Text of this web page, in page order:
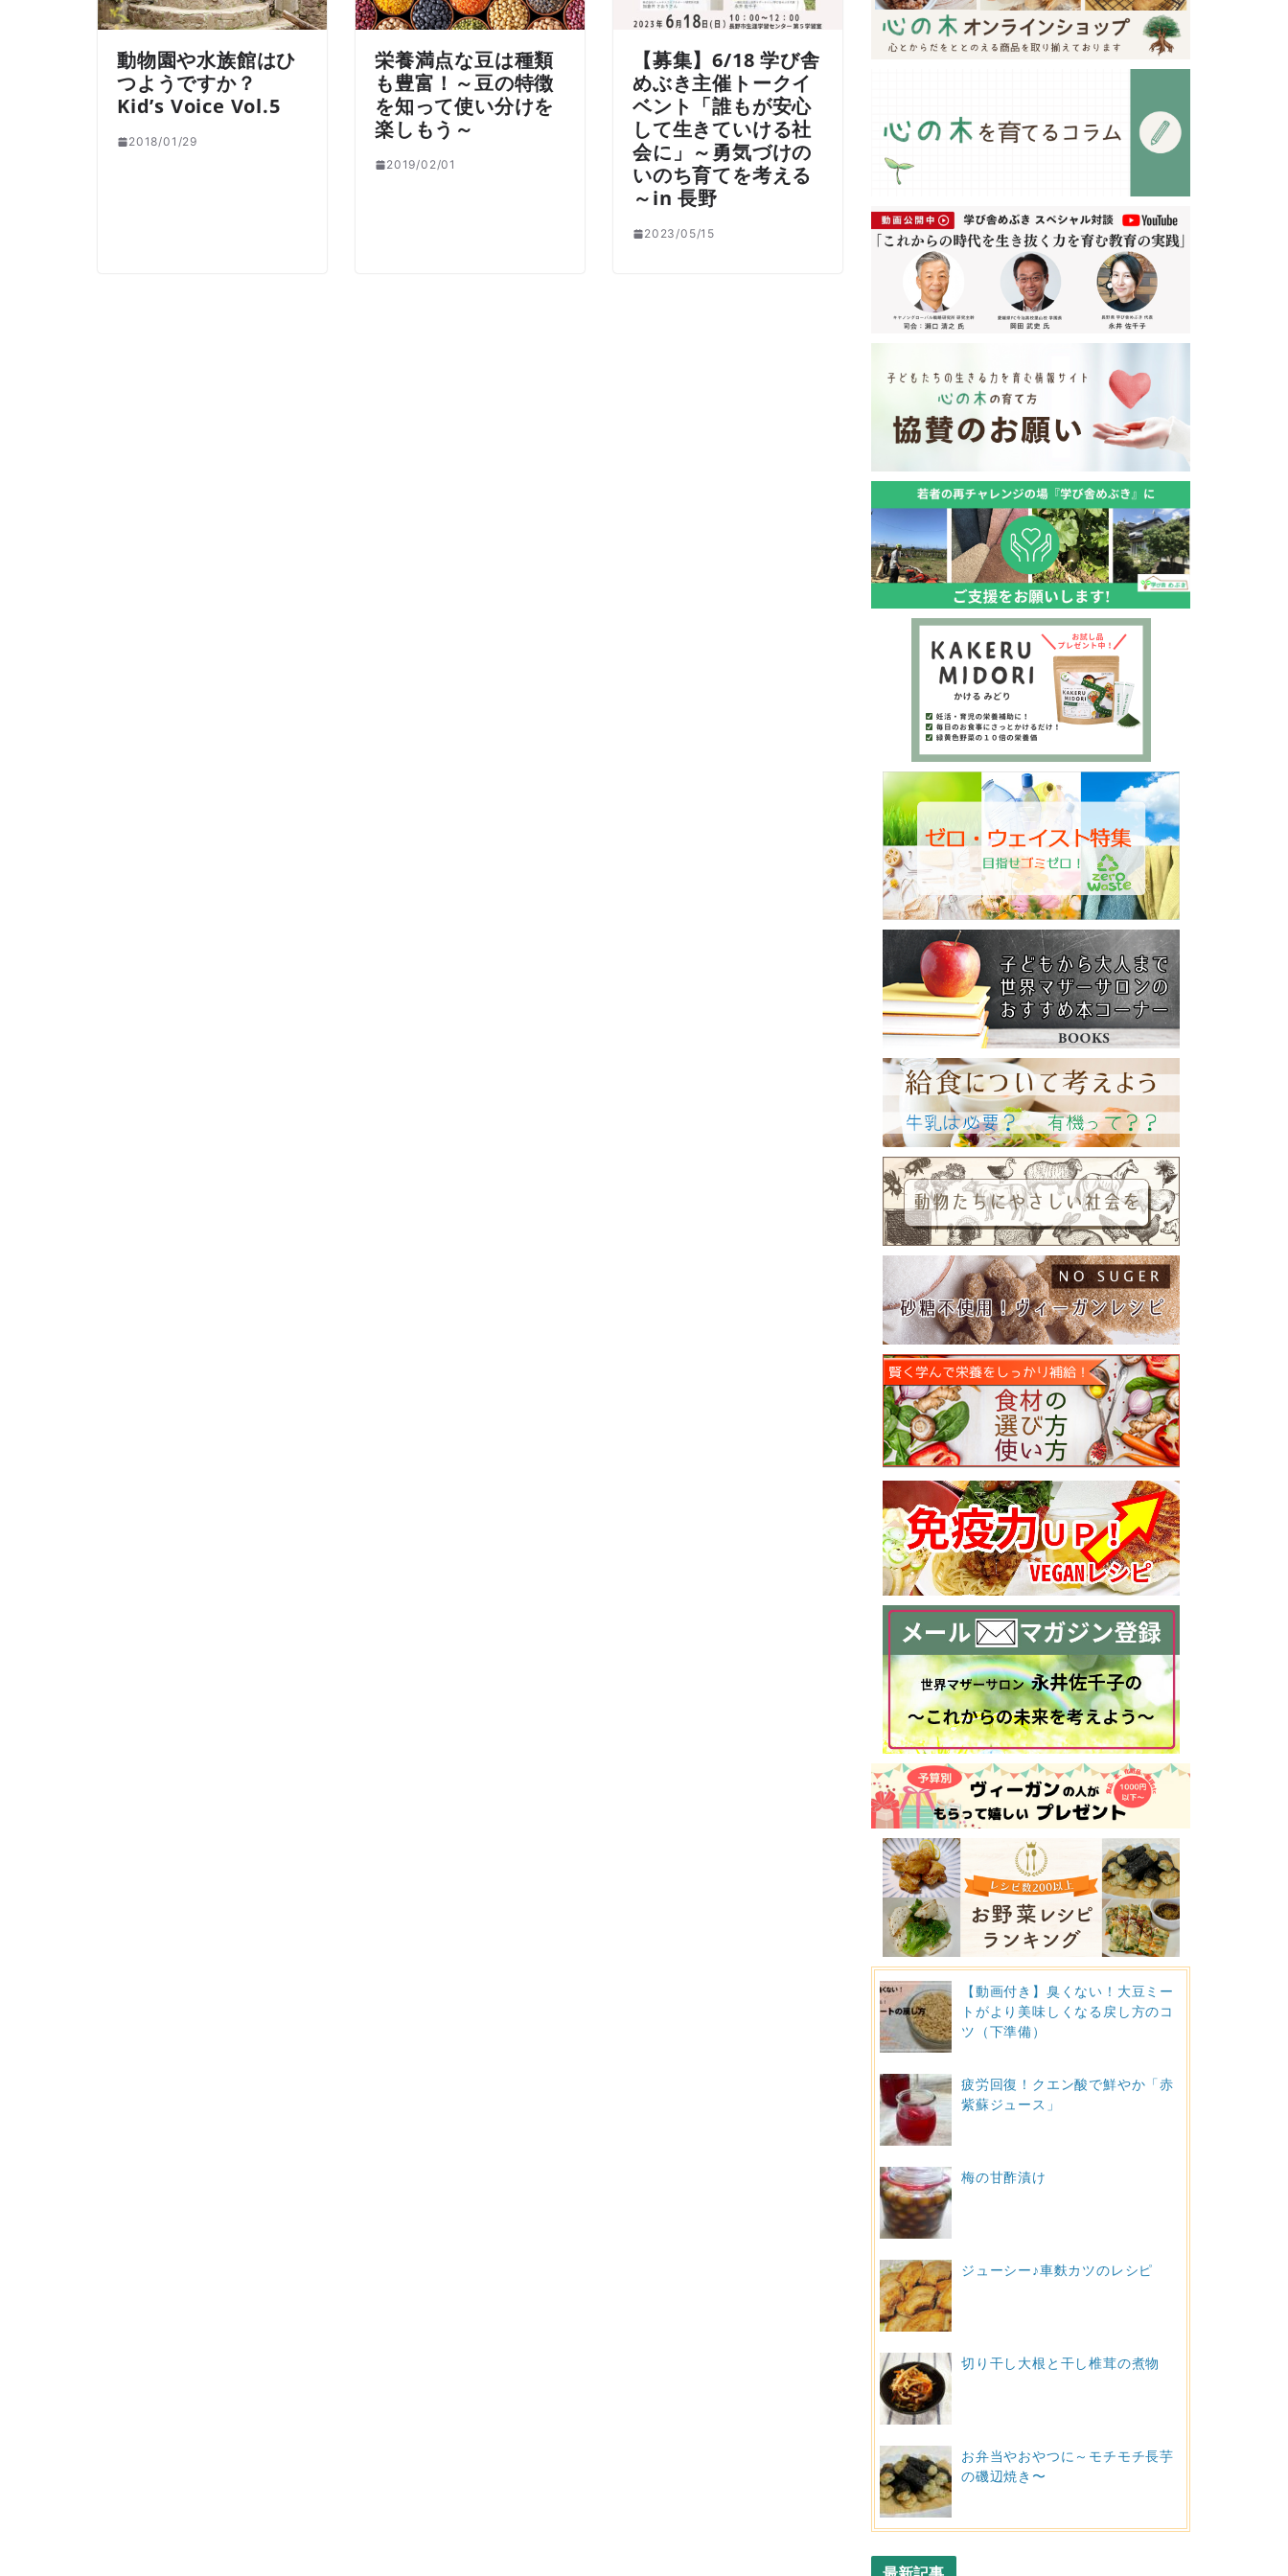
動物園や水族館はひ
つようですか？
Kid’s Voice Vol.5
2018/01/29
栄養満点な豆は種類
も豊富！～豆の特徴
を知って使い分けを
楽しもう～
2019/02/01
【募集】6/18 学び舎
めぶき主催トークイ
ベント「誰もが安心
して生きていける社
会に」～勇気づけの
いのち育てを考える
～in 長野
2023/05/15
【動画付き】臭くない！大豆ミー
トがより美味しくなる戻し方のコ
ツ（下準備）
疲労回復！クエン酸で鮮やか「赤
紫蘇ジュース」
梅の甘酢漬け
ジューシー♪車麩カツのレシピ
切り干し大根と干し椎茸の煮物
お弁当やおやつに～モチモチ長芋
の磯辺焼き〜